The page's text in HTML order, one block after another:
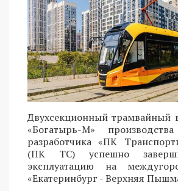
Двухсекционный трамвайный
«Богатырь-М»
разработчика «ПК
(ПК ТС) успешно
эксплуатацию на
«Екатеринбург - Верхняя